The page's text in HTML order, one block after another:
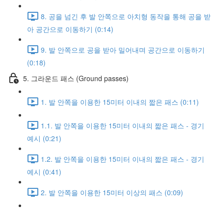
8. 공을 넘긴 후 발 안쪽으로 아치형 동작을 통해 공을 받
아 공간으로 이동하기 (0:14)
9. 발 안쪽으로 공을 받아 밀어내며 공간으로 이동하기
(0:18)
5. 그라운드 패스 (Ground passes)
1. 발 안쪽을 이용한 15미터 이내의 짧은 패스 (0:11)
1.1. 발 안쪽을 이용한 15미터 이내의 짧은 패스 - 경기
예시 (0:21)
1.2. 발 안쪽을 이용한 15미터 이내의 짧은 패스 - 경기
예시 (0:41)
2. 발 안쪽을 이용한 15미터 이상의 패스 (0:09)